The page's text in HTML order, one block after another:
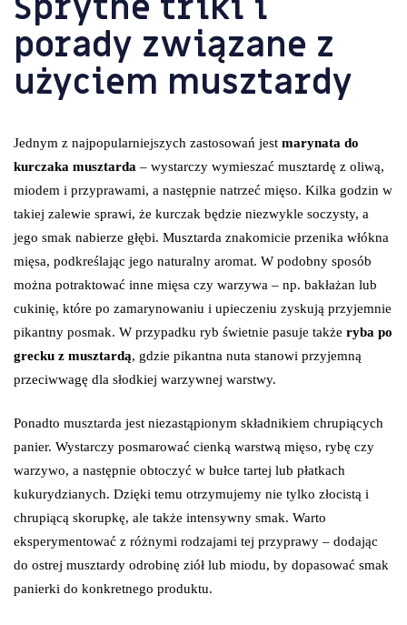
porady związane z
użyciem musztardy
Jednym z najpopularniejszych zastosowań jest marynata do
kurczaka musztarda – wystarczy wymieszać musztardę z oliwą,
miodem i przyprawami, a następnie natrzeć mięso. Kilka godzin w
takiej zalewie sprawi, że kurczak będzie niezwykle soczysty, a
jego smak nabierze głębi. Musztarda znakomicie przenika włókna
mięsa, podkreślając jego naturalny aromat. W podobny sposób
można potraktować inne mięsa czy warzywa – np. bakłażan lub
cukinię, które po zamarynowaniu i upieczeniu zyskują przyjemnie
pikantny posmak. W przypadku ryb świetnie pasuje także ryba po
grecku z musztardą, gdzie pikantna nuta stanowi przyjemną
przeciwwagę dla słodkiej warzywnej warstwy.
Ponadto musztarda jest niezastąpionym składnikiem chrupiących
panier. Wystarczy posmarować cienką warstwą mięso, rybę czy
warzywo, a następnie obtoczyć w bułce tartej lub płatkach
kukurydzianych. Dzięki temu otrzymujemy nie tylko złocistą i
chrupiącą skorupkę, ale także intensywny smak. Warto
eksperymentować z różnymi rodzajami tej przyprawy – dodając
do ostrej musztardy odrobinę ziół lub miodu, by dopasować smak
panierki do konkretnego produktu.